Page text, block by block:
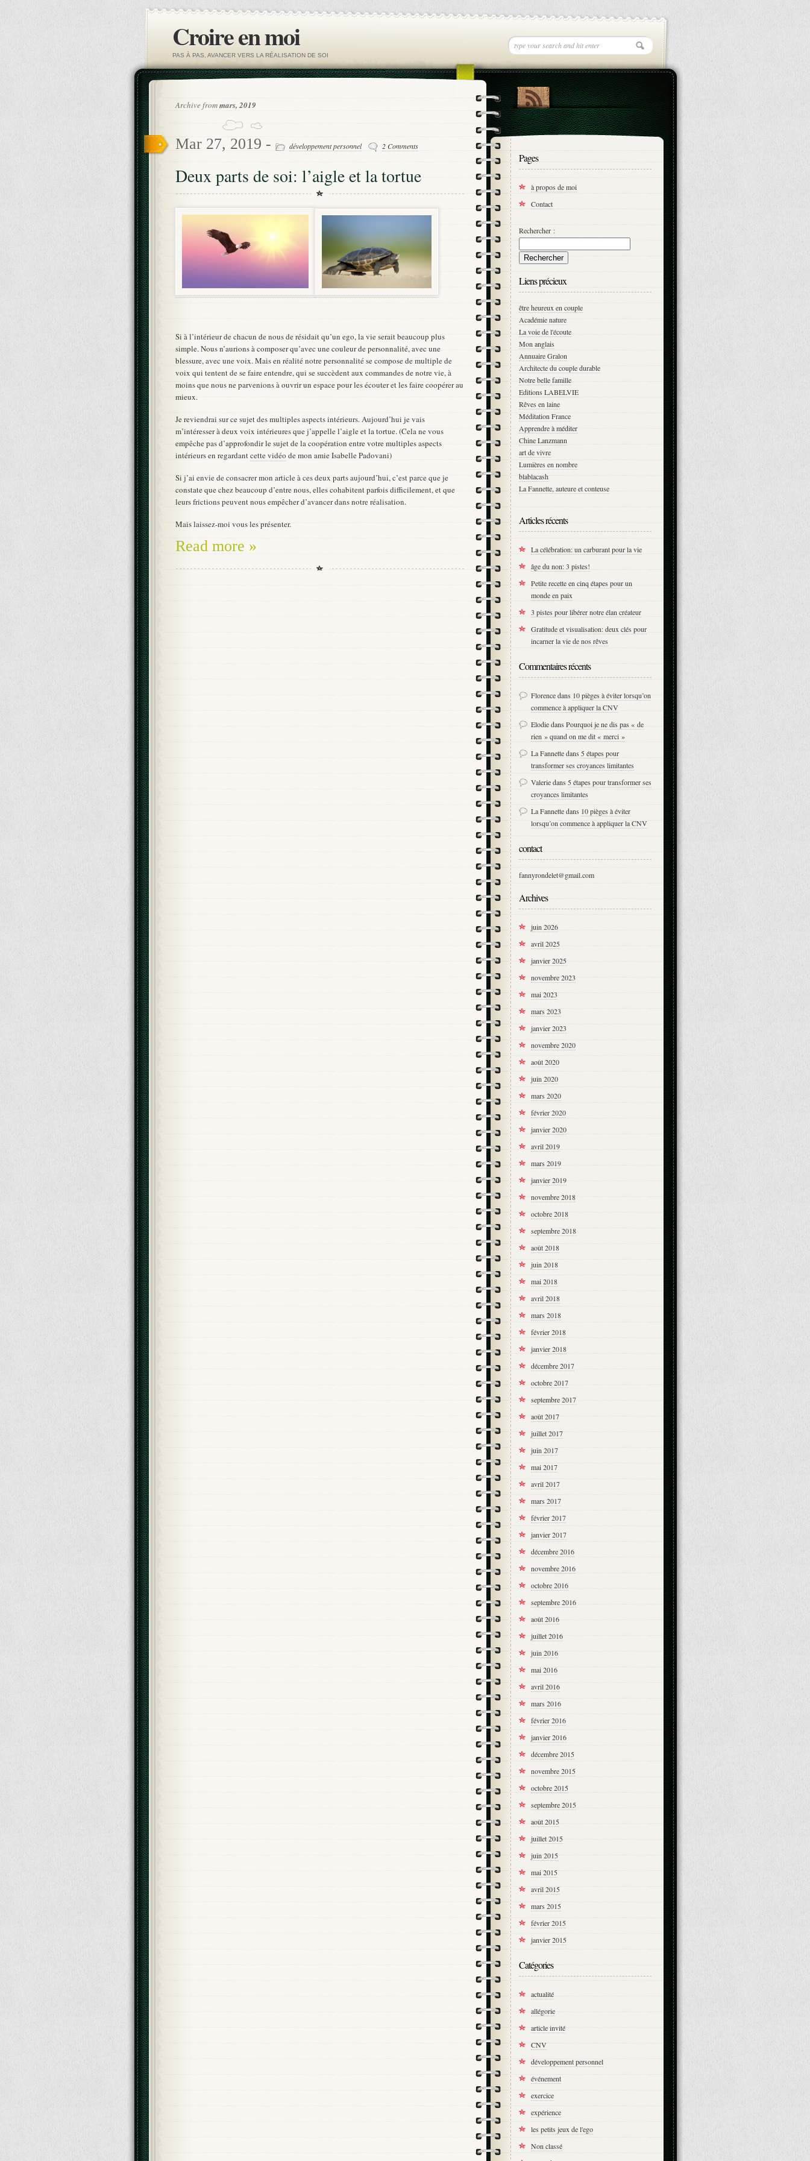
Croire en moi
PAS À PAS, AVANCER VERS LA RÉALISATION DE SOI
Archive frommars, 2019
Mar 27, 2019 - développement personnel 2 Comments
Deux parts de soi: l’aigle et la tortue
Si à l’intérieur de chacun de nous de résidait qu’un ego, la vie serait beaucoup plus
simple. Nous n’aurions à composer qu’avec une couleur de personnalité, avec une
blessure, avec une voix. Mais en réalité notre personnalité se compose de multiple de
voix qui tentent de se faire entendre, qui se succèdent aux commandes de notre vie, à
moins que nous ne parvenions à ouvrir un espace pour les écouter et les faire coopérer au
mieux.
Je reviendrai sur ce sujet des multiples aspects intérieurs. Aujourd’hui je vais
m’intéresser à deux voix intérieures que j’appelle l’aigle et la tortue. (Cela ne vous
empêche pas d’approfondir le sujet de la coopération entre votre multiples aspects
intérieurs en regardantcette vidéo de mon amie Isabelle Padovani)
Si j’ai envie de consacrer mon article à ces deux parts aujourd’hui, c’est parce que je
constate que chez beaucoup d’entre nous, elles cohabitent parfois difficilement, et que
leurs frictions peuvent nous empêcher d’avancer dans notre réalisation.
Mais laissez-moi vous les présenter.
Read more »
Pages
à propos de moi
Contact
Rechercher :
Liens précieux
être heureux en couple
Académie nature
La voie de l'écoute
Mon anglais
Annuaire Gralon
Architecte du couple durable
Notre belle famille
Editions LABELVIE
Rêves en laine
Méditation France
Apprendre à méditer
Chine Lanzmann
art de vivre
Lumières en nombre
blablacash
La Fannette, auteure et conteuse
Articles récents
La célébration: un carburant pour la vie
âge du non: 3 pistes!
Petite recette en cinq étapes pour un
monde en paix
3 pistes pour libérer notre élan créateur
Gratitude et visualisation: deux clés pour
incarner la vie de nos rêves
Commentaires récents
Florencedans 10 pièges à éviter lorsqu’on
commence à appliquer la CNV
ElodiedansPourquoi je ne dis pas « de
rien » quand on me dit « merci »
La Fannettedans 5 étapes pour
transformer ses croyances limitantes
Valeriedans 5 étapes pour transformer ses
croyances limitantes
La Fannettedans 10 pièges à éviter
lorsqu’on commence à appliquer la CNV
contact
fannyrondelet@gmail.com
Archives
juin 2026
avril 2025
janvier 2025
novembre 2023
mai 2023
mars 2023
janvier 2023
novembre 2020
août 2020
juin 2020
mars 2020
février 2020
janvier 2020
avril 2019
mars 2019
janvier 2019
novembre 2018
octobre 2018
septembre 2018
août 2018
juin 2018
mai 2018
avril 2018
mars 2018
février 2018
janvier 2018
décembre 2017
octobre 2017
septembre 2017
août 2017
juillet 2017
juin 2017
mai 2017
avril 2017
mars 2017
février 2017
janvier 2017
décembre 2016
novembre 2016
octobre 2016
septembre 2016
août 2016
juillet 2016
juin 2016
mai 2016
avril 2016
mars 2016
février 2016
janvier 2016
décembre 2015
novembre 2015
octobre 2015
septembre 2015
août 2015
juillet 2015
juin 2015
mai 2015
avril 2015
mars 2015
février 2015
janvier 2015
Catégories
actualité
allégorie
article invité
CNV
développement personnel
événement
exercice
expérience
les petits jeux de l'ego
Non classé